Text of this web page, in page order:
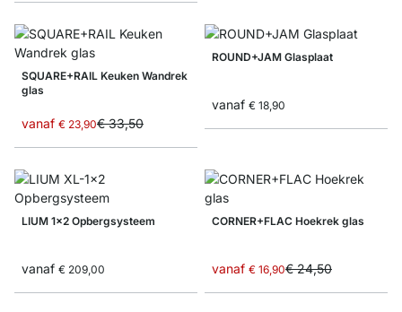
SQUARE+RAIL Keuken Wandrek
glas
vanaf € 23,90€ 33,50
ROUND+JAM Glasplaat
vanaf € 18,90
LIUM 1x2 Opbergsysteem
vanaf € 209,00
CORNER+FLAC Hoekrek glas
vanaf € 16,90€ 24,50